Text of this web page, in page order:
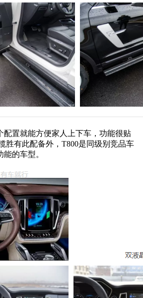
配置就能方便家人上下车，功能很贴
胜有此配备外，T800是同级别竞品车
的车型。